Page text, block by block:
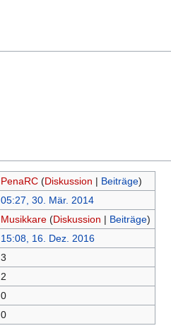
PenaRC (Diskussion | Beiträge)
05:27, 30. Mär. 2014
Musikkare (Diskussion | Beiträge)
15:08, 16. Dez. 2016
3
2
0
0